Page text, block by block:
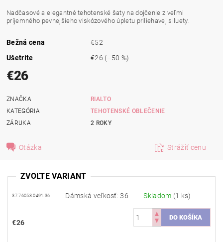
Nadčasové a elegantné tehotenské šaty na dojčenie z veľmi
príjemného pevnejšieho viskózového úpletu priliehavejsiluety
Bežná cena
€52
Ušetríte
€26 (–50 %)
€26
ZNAČKA
RIALTO
KATEGÓRIA
TEHOTENSKÉ OBLEČENIE
ZÁRUKA
2 ROKY
Otázka Strážiť cenu
ZVOĽTE VARIANT
37.76053.0491.36 Dámská veľkosť: 36 Skladom (1 ks)
€26